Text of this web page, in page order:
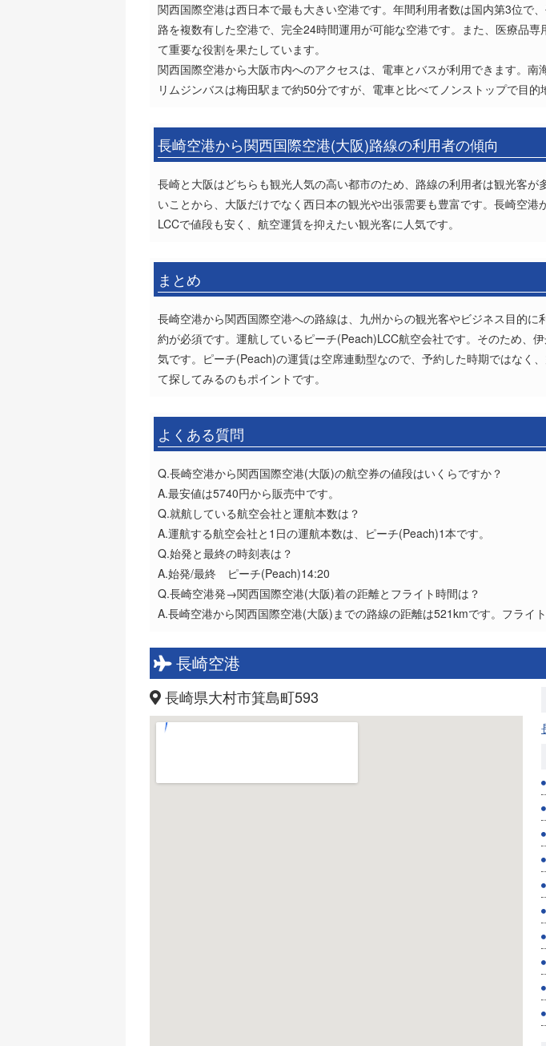
関西国際空港は西日本で最も大きい空港です。年間利用者数は国内第3位
路を複数有した空港で、完全24時間運用が可能な空港です。また、医療品
て重要な役割を果たしています。
関西国際空港から大阪市内へのアクセスは、電車とバスが利用できます。
リムジンバスは梅田駅まで約50分ですが、電車と比べてノンストップで目的
長崎空港から関西国際空港(大阪)路線の利用者の傾向
長崎と大阪はどちらも観光人気の高い都市のため、路線の利用者は観光客
いことから、大阪だけでなく西日本の観光や出張需要も豊富です。長崎空
LCCで値段も安く、航空運賃を抑えたい観光客に人気です。
まとめ
長崎空港から関西国際空港への路線は、九州からの観光客やビジネス目的
約が必須です。運航しているピーチ(Peach)LCC航空会社です。そのため、
気です。ピーチ(Peach)の運賃は空席連動型なので、予約した時期ではなく
て探してみるのもポイントです。
よくある質問
Q.長崎空港から関西国際空港(大阪)の航空券の値段はいくらですか？
A.最安値は5740円から販売中です。
Q.就航している航空会社と運航本数は？
A.運航する航空会社と1日の運航本数は、ピーチ(Peach)1本です。
Q.始発と最終の時刻表は？
A.始発/最終 ピーチ(Peach)14:20
Q.長崎空港発→関西国際空港(大阪)着の距離とフライト時間は？
A.長崎空港から関西国際空港(大阪)までの路線の距離は521kmです。フライ
長崎空港
長崎県大村市箕島町593